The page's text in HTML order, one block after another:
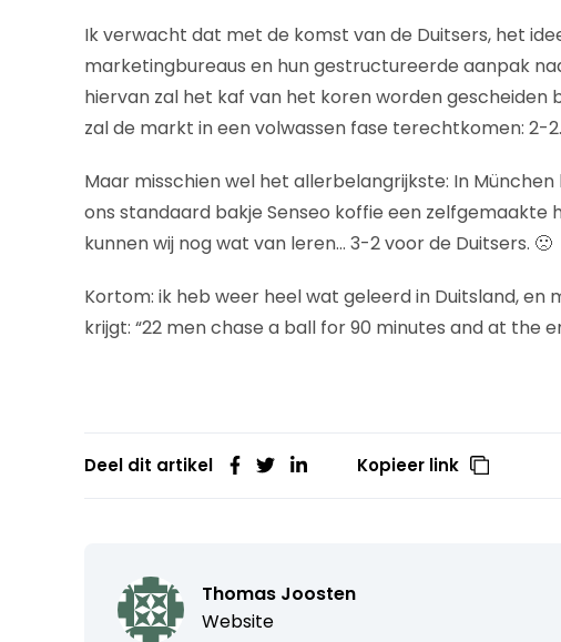
Ik verwacht dat met de komst van de Duitsers, het
marketingbureaus en hun gestructureerde aanpak
hiervan zal het kaf van het koren worden
zal de markt in een volwassen fase terechtkomen: 2-2.
Maar misschien wel het allerbelangrijkste: In
ons standaard bakje Senseo koffie een
kunnen wij nog wat van leren… 3-2 voor de Duitsers. 🙁
Kortom: ik heb weer heel wat geleerd in Duitsland,
krijgt: “22 men chase a ball for 90 minutes and at the
Deel dit artikel Kopieer link
Thomas Joosten
Website